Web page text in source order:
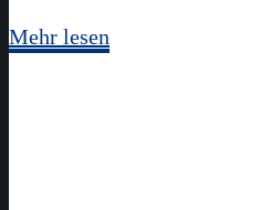
Mehr lesen